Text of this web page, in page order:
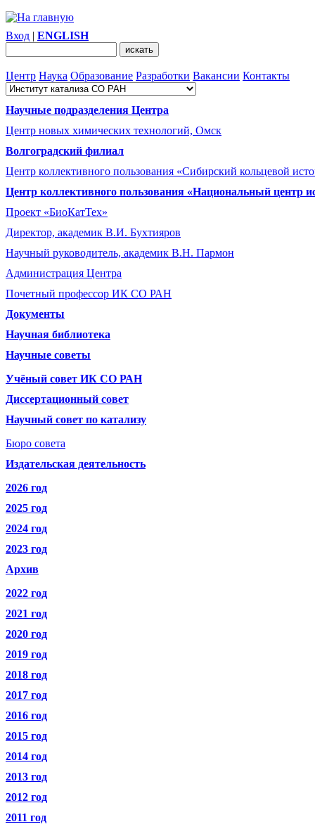
Вход | ENGLISH
Центр Наука Образование Разработки Вакансии Контакты
Научные подразделения Центра
Центр новых химических технологий, Омск
Волгоградский филиал
Центр коллективного пользования «Сибирский кольцевой
Центр коллективного пользования «Национальный центр
Проект «БиоКатТех»
Директор, академик В.И. Бухтияров
Научный руководитель, академик В.Н. Пармон
Администрация Центра
Почетный профессор ИК СО РАН
Документы
Научная библиотека
Научные советы
Учёный совет ИК СО РАН
Диссертационный совет
Научный совет по катализу
Бюро совета
Издательская деятельность
2026 год
2025 год
2024 год
2023 год
Архив
2022 год
2021 год
2020 год
2019 год
2018 год
2017 год
2016 год
2015 год
2014 год
2013 год
2012 год
2011 год